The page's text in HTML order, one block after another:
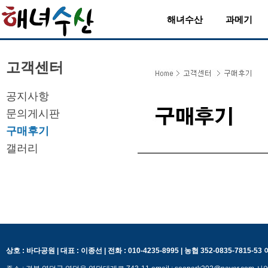
해녀수산 과메기
고객센터
공지사항
문의게시판
구매후기
갤러리
상호 : 바다공원 | 대표 : 이종선 | 전화 : 010-4235-8995 | 농협 352-0835-7815-53